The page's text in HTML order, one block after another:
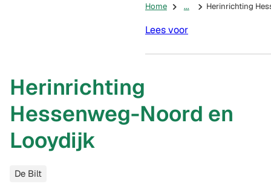
Home ... Herinrichting
Lees voor
Herinrichting
Hessenweg-Noord en
Looydijk
De Bilt